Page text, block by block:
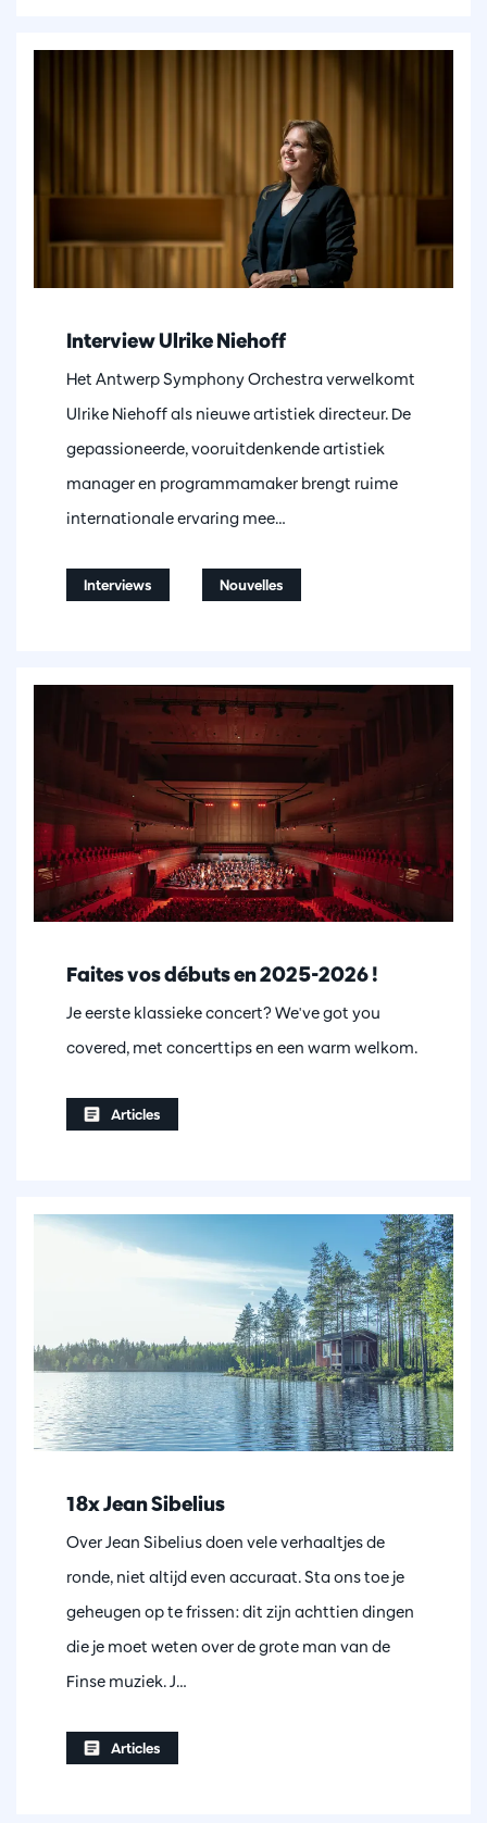
Interview Ulrike Niehoff
Het Antwerp Symphony Orchestra verwelkomt
Ulrike Niehoff als nieuwe artistiek directeur. De
gepassioneerde, vooruitdenkende artistiek
manager en programmamaker brengt ruime
internationale ervaring mee…
Interviews Nouvelles
Faites vos débuts en 2025-2026 !
Je eerste klassieke concert? We've got you
covered, met concerttips en een warm welkom.
Articles
18x Jean Sibelius
Over Jean Sibelius doen vele verhaaltjes de
ronde, niet altijd even accuraat. Sta ons toe je
geheugen op te frissen: dit zijn achttien dingen
die je moet weten over de grote man van de
Finse muziek. J…
Articles